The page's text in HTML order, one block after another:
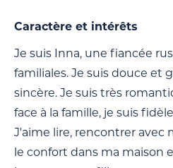
Caractère et intérêts
Je suis Inna, une fiancée
familiales. Je suis douce et
sincère. Je suis très
face à la famille, je suis
J'aime lire, rencontrer avec
le confort dans ma maison